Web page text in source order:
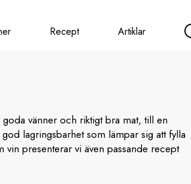
Recept Artiklar
vänner och riktigt bra mat, till en
lagringsbarhet som lämpar sig att fylla
presenterar vi även passande recept